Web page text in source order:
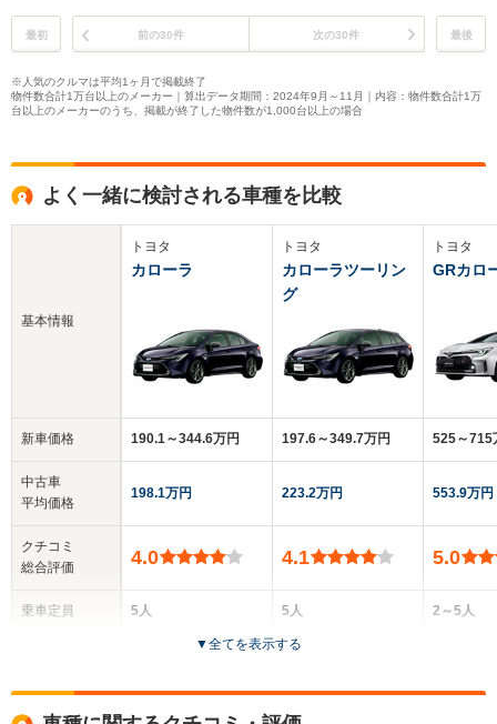
最初 前の30件 次の30件 最後
※人気のクルマは平均1ヶ月で掲載終了
物件数合計1万台以上のメーカー｜算出データ期間：2024年9月～11月｜内容：物件数合計1万
台以上のメーカーのうち、掲載が終了した物件数が1,000台以上の場合
よく一緒に検討される車種を比較
基本情報
新車価格
中古車
平均価格
クチコミ
総合評価
乗車定員
トヨタ
カローラ
190.1～344.6万円
198.1万円
4.0
5人
全高
トヨタ
カローラツーリン
グ
197.6～349.7万円
223.2万円
4.1
5人
5ドア
トヨタ
GRカロ
525～715
553.9万円
5.0
2～5人
▼全てを表示する